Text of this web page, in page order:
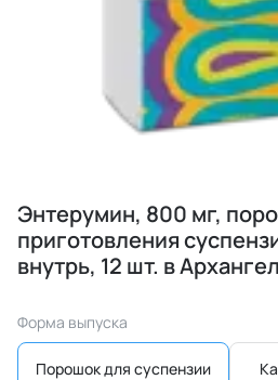
Энтерумин, 800 мг,
приготовления
внутрь, 12 шт. в
Форма выпуска
Порошок для суспензии